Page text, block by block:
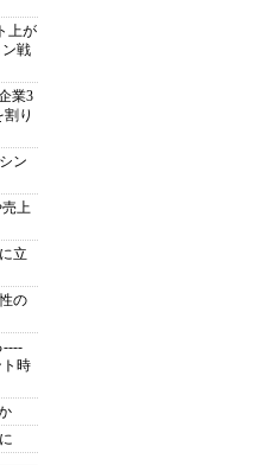
上が
戦
業3
り
ン
上
立
の
----
ト時